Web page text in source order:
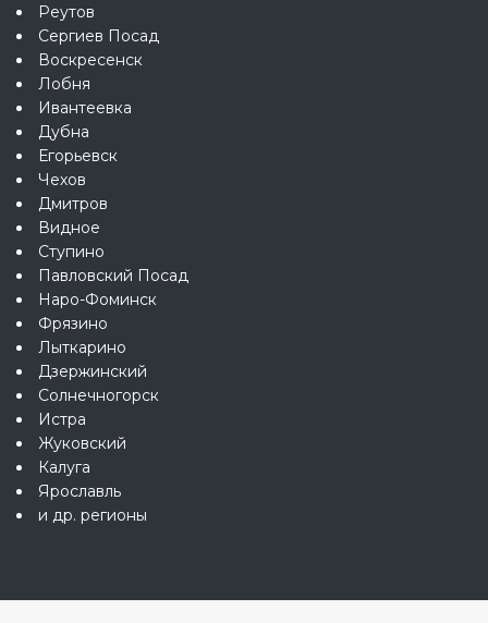
Реутов
Сергиев Посад
Воскресенск
Лобня
Ивантеевка
Дубна
Егорьевск
Чехов
Дмитров
Видное
Ступино
Павловский Посад
Наро-Фоминск
Фрязино
Лыткарино
Дзержинский
Солнечногорск
Истра
Жуковский
Калуга
Ярославль
и др. регионы